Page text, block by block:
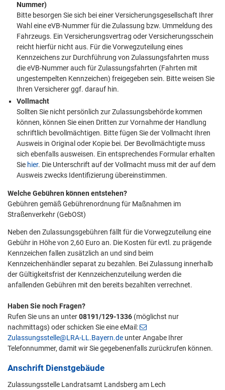
Nummer)
Bitte besorgen Sie sich bei einer Versicherungsgesellschaft Ihrer
Wahl eine eVB-Nummer für die Zulassung bzw. Ummeldung des
Fahrzeugs. Ein Versicherungsvertrag oder Versicherungsschein
reicht hierfür nicht aus. Für die Vorwegzuteilung eines
Kennzeichens zur Durchführung von Zulassungsfahrten muss
die eVB-Nummer auch für Zulassungsfahrten (Fahrten mit
ungestempelten Kennzeichen) freigegeben sein. Bitte weisen Sie
Ihren Versicherer ggf. darauf hin.
Vollmacht
Sollten Sie nicht persönlich zur Zulassungsbehörde kommen
können, können Sie einen Dritten zur Vornahme der Handlung
schriftlich bevollmächtigen. Bitte fügen Sie der Vollmacht Ihren
Ausweis in Original oder Kopie bei. Der Bevollmächtigte muss
sich ebenfalls ausweisen. Ein entsprechendes Formular erhalten
Sie hier. Die Unterschrift auf der Vollmacht muss mit der auf dem
Ausweis zwecks Identifizierung übereinstimmen.
Welche Gebühren können entstehen?
Gebühren gemäß Gebührenordnung für Maßnahmen im
Straßenverkehr (GebOSt)
Neben den Zulassungsgebühren fällt für die Vorwegzuteilung eine
Gebühr in Höhe von 2,60 Euro an. Die Kosten für evtl. zu prägende
Kennzeichen fallen zusätzlich an und sind beim
Kennzeichenhändler separat zu bezahlen. Bei Zulassung innerhalb
der Gültigkeitsfrist der Kennzeichenzuteilung werden die
anfallenden Gebühren mit den bereits bezahlten verrechnet.
Haben Sie noch Fragen?
Rufen Sie uns an unter08191/129-1336(möglichst nur
nachmittags) oder schicken Sie eine eMail:
Zulassungsstelle@LRA-LL.Bayern.deunter Angabe Ihrer
Telefonnummer, damit wir Sie gegebenenfalls zurückrufen können.
Anschrift Dienstgebäude
Zulassungsstelle Landratsamt Landsberg am Lech